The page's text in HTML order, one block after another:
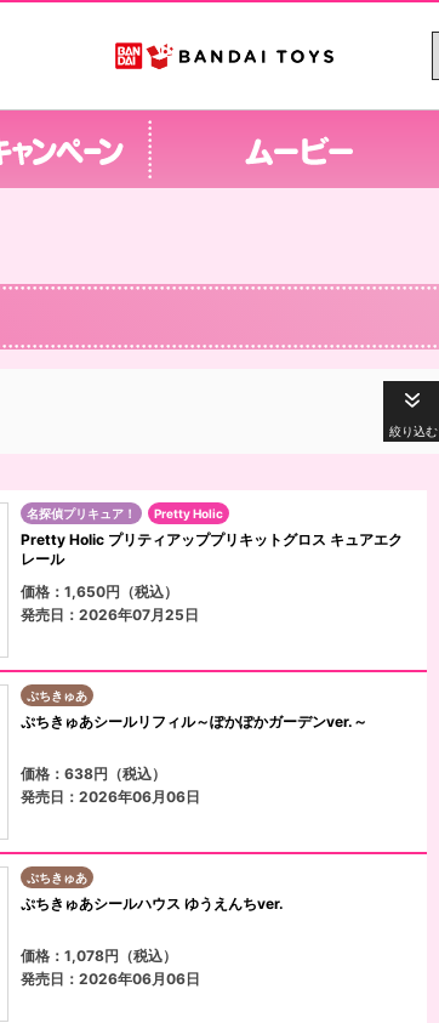
絞り込む
名探偵プリキュア！ Pretty Holic
Pretty Holic プリティアッププリキットグロス キュアエク
レール
価格：1,650円（税込）
発売日：2026年07月25日
ぷちきゅあ
ぷちきゅあシールリフィル～ぽかぽかガーデンver.～
価格：638円（税込）
発売日：2026年06月06日
ぷちきゅあ
ぷちきゅあシールハウス ゆうえんちver.
価格：1,078円（税込）
発売日：2026年06月06日